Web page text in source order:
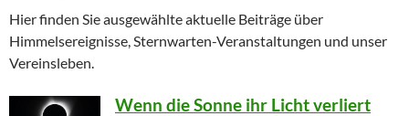
Hier finden Sie ausgewählte aktuelle Beiträge über
Himmelsereignisse, Sternwarten-Veranstaltungen und unser
Vereinsleben.
Wenn die Sonne ihr Licht verliert